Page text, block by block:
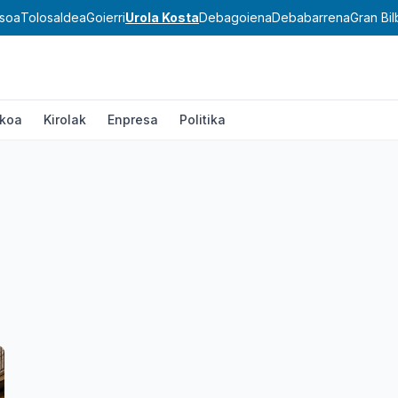
TolosaldeaGoierriUrola KostaDebagoienaDebabarrenaGran
Kirolak Enpresa Politika